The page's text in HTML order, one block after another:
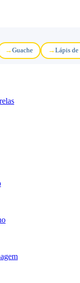
Guache Lápis de